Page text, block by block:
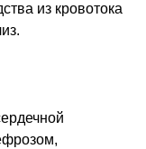
из кровотока